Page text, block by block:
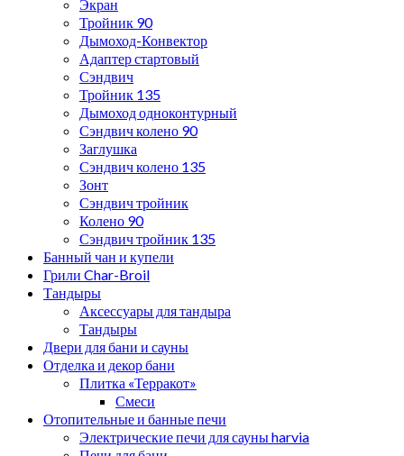
Экран
Тройник 90
Дымоход-Конвектор
Адаптер стартовый
Сэндвич
Тройник 135
Дымоход одноконтурный
Сэндвич колено 90
Заглушка
Сэндвич колено 135
Зонт
Сэндвич тройник
Колено 90
Сэндвич тройник 135
Банный чан и купели
Грили Char-Broil
Тандыры
Аксессуары для тандыра
Тандыры
Двери для бани и сауны
Отделка и декор бани
Плитка «Терракот»
Смеси
Отопительные и банные печи
Электрические печи для сауны harvia